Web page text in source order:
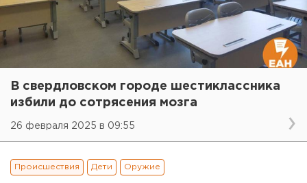
В свердловском городе шестиклассника
избили до сотрясения мозга
26 февраля 2025 в 09:55
Происшествия Дети Оружие